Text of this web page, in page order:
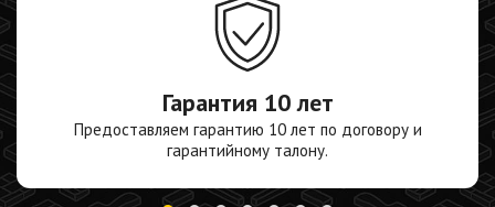
Гарантия 10 лет
Предоставляем гарантию 10 лет по договору и
гарантийному талону.